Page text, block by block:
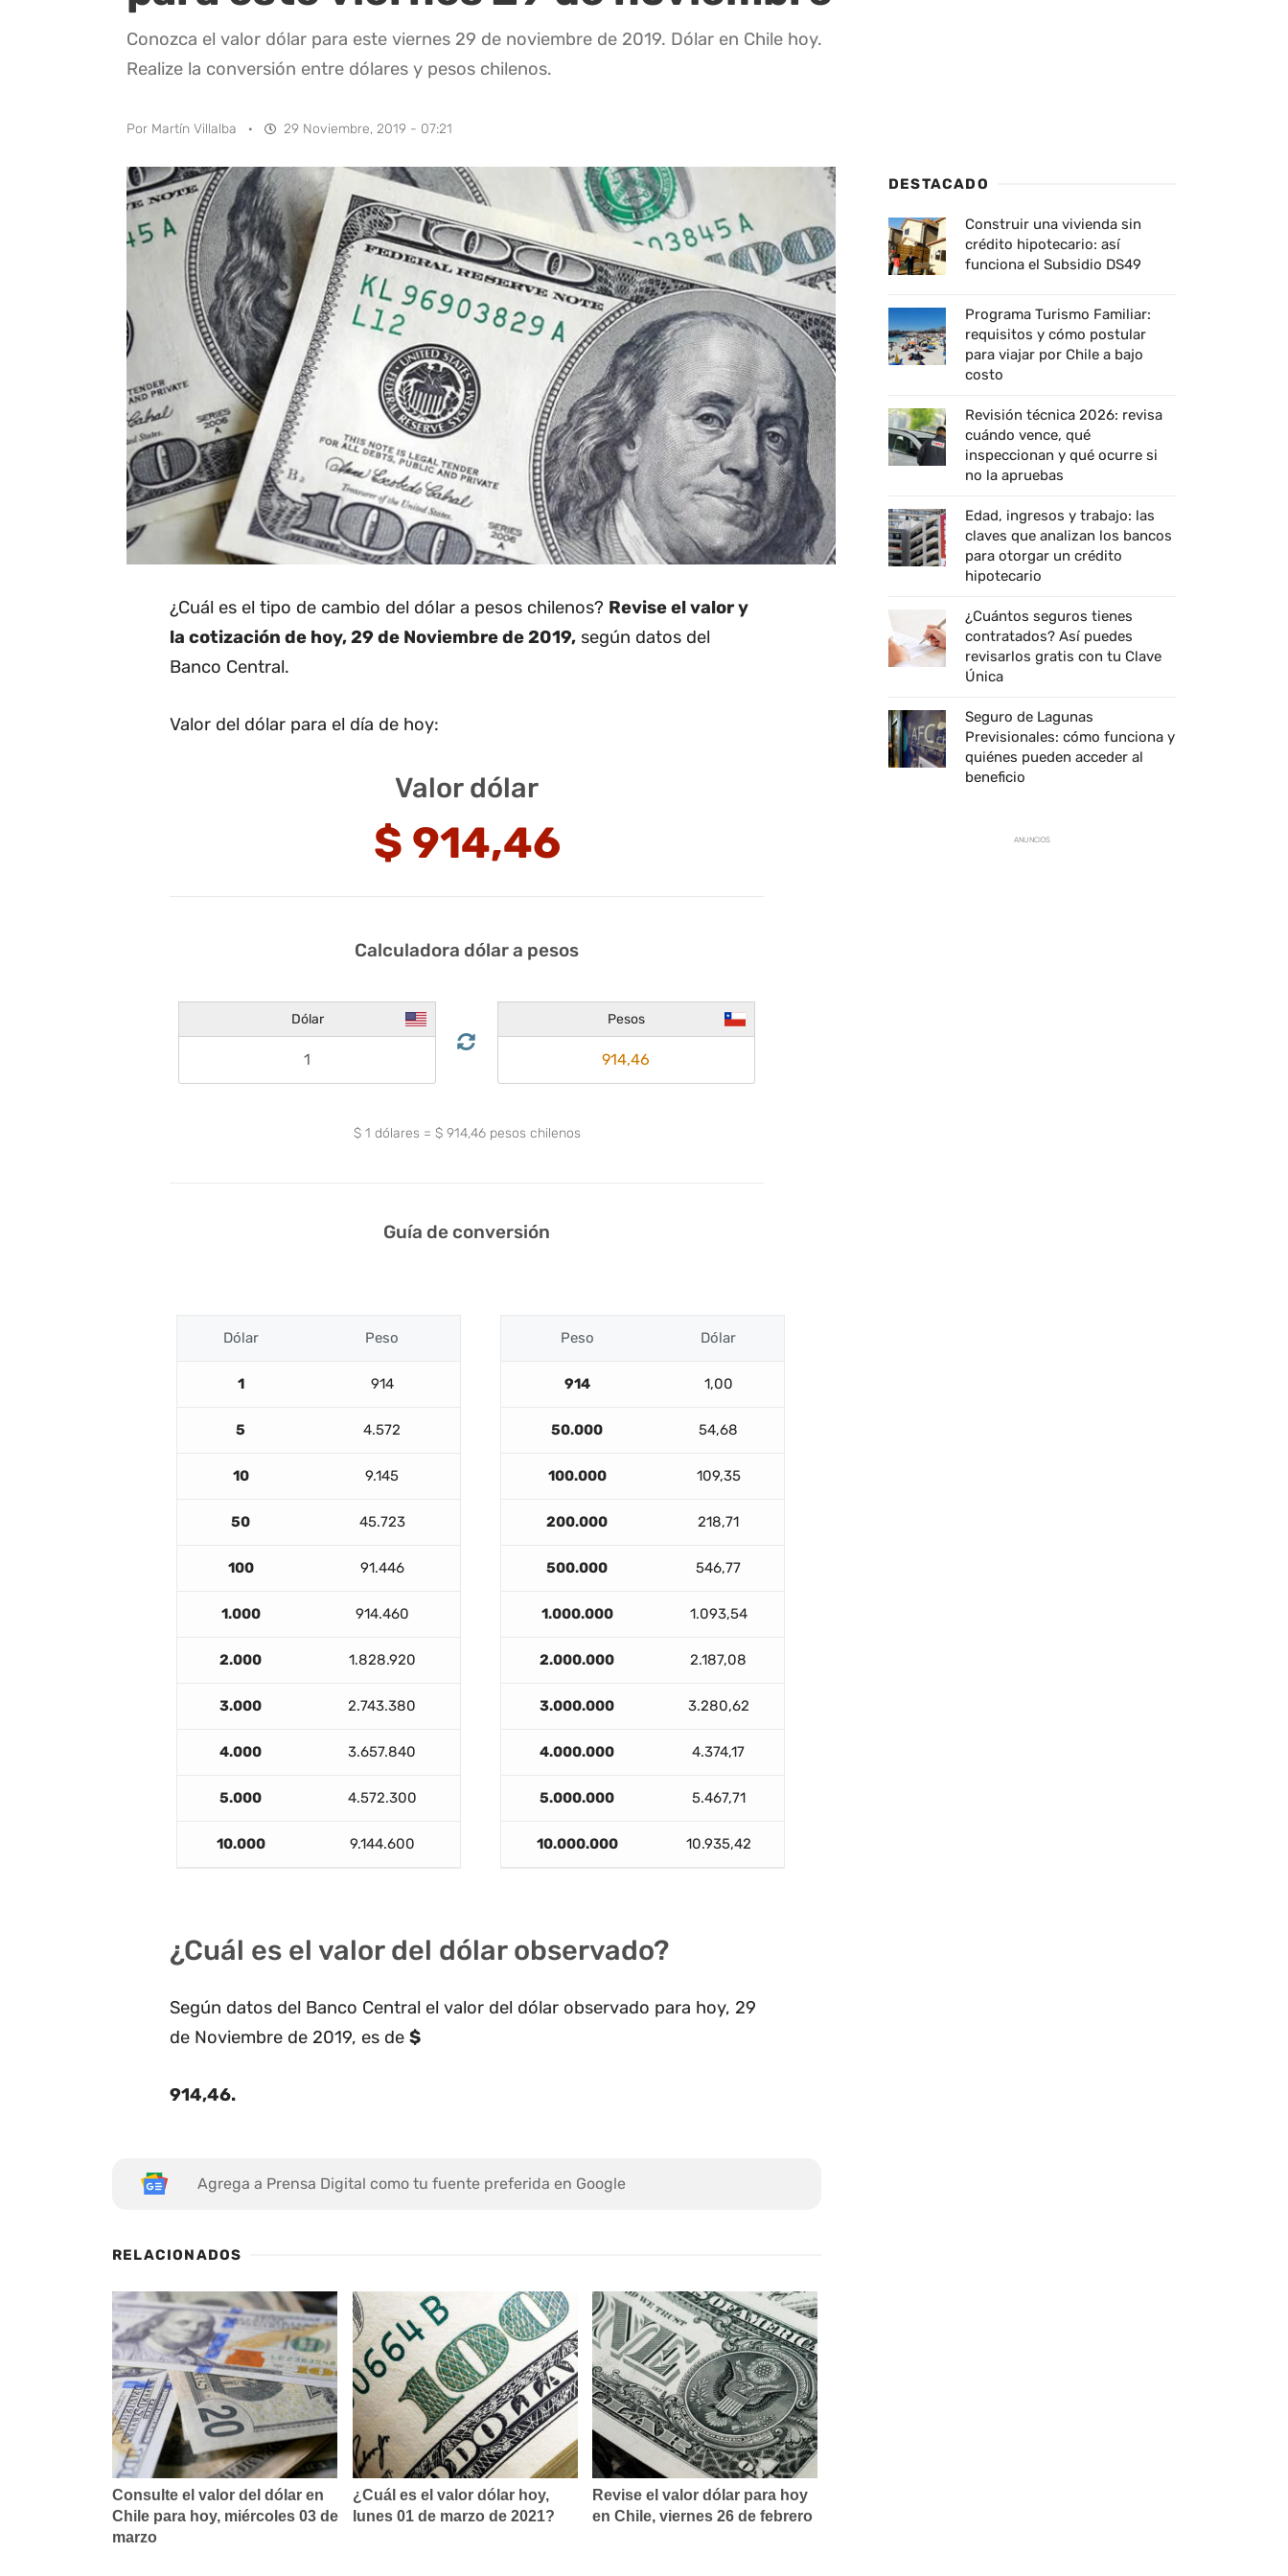
Conozca el valor dólar para este viernes 29 de noviembre de 2019. Dólar en Chile hoy.
Realize la conversión entre dólares y pesos chilenos.
Por Martín Villalba · 29 Noviembre, 2019 - 07:21
¿Cuál es el tipo de cambio del dólar a pesos chilenos? Revise el valor y
la cotización de hoy, 29 de Noviembre de 2019, según datos del
Banco Central.
Valor del dólar para el día de hoy:
Valor dólar
$ 914,46
Calculadora dólar a pesos
Dólar Pesos
$ 1 dólares = $ 914,46pesos chilenos
Guía de conversión
Dólar Peso
1 914
5 4.572
10 9.145
50 45.723
100 91.446
1.000 914.460
2.000 1.828.920
3.000 2.743.380
4.000 3.657.840
5.000 4.572.300
10.000 9.144.600
Peso Dólar
914 1,00
50.000 54,68
100.000 109,35
200.000 218,71
500.000 546,77
1.000.000 1.093,54
2.000.000 2.187,08
3.000.000 3.280,62
4.000.000 4.374,17
5.000.000 5.467,71
10.000.000 10.935,42
¿Cuál es el valor del dólar observado?
Según datos del Banco Central el valor del dólar observado para hoy, 29
de Noviembre de 2019, es de $
914,46.
Agrega a Prensa Digital como tu fuente preferida en Google
RELACIONADOS
Consulte el valor del dólar en
Chile para hoy, miércoles 03 de
marzo
¿Cuál es el valor dólar hoy,
lunes 01 de marzo de 2021?
Revise el valor dólar para hoy
en Chile, viernes 26 de febrero
DESTACADO
Construir una vivienda sin
crédito hipotecario: así
funciona el Subsidio DS49
Programa Turismo Familiar:
requisitos y cómo postular
para viajar por Chile a bajo
costo
Revisión técnica 2026: revisa
cuándo vence, qué
inspeccionan y qué ocurre si
no la apruebas
Edad, ingresos y trabajo: las
claves que analizan los bancos
para otorgar un crédito
hipotecario
¿Cuántos seguros tienes
contratados? Así puedes
revisarlos gratis con tu Clave
Única
Seguro de Lagunas
Previsionales: cómo funciona y
quiénes pueden acceder al
beneficio
ANUNCIOS